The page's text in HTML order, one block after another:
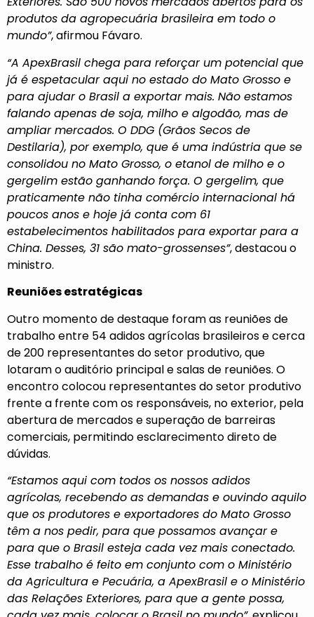
produtos da agropecuária brasileira em todo o
mundo”, afirmou Fávaro.
“A ApexBrasil chega para reforçar um potencial que
já é espetacular aqui no estado do Mato Grosso e
para ajudar o Brasil a exportar mais. Não estamos
falando apenas de soja, milho e algodão, mas de
ampliar mercados. O DDG (Grãos Secos de
Destilaria), por exemplo, que é uma indústria que se
consolidou no Mato Grosso, o etanol de milho e o
gergelim estão ganhando força. O gergelim, que
praticamente não tinha comércio internacional há
poucos anos e hoje já conta com 61
estabelecimentos habilitados para exportar para a
China. Desses, 31 são mato-grossenses”, destacou o
ministro.
Reuniões estratégicas
Outro momento de destaque foram as reuniões de
trabalho entre 54 adidos agrícolas brasileiros e cerca
de 200 representantes do setor produtivo, que
lotaram o auditório principal e salas de reuniões. O
encontro colocou representantes do setor produtivo
frente a frente com os responsáveis, no exterior, pela
abertura de mercados e superação de barreiras
comerciais, permitindo esclarecimento direto de
dúvidas.
“Estamos aqui com todos os nossos adidos
agrícolas, recebendo as demandas e ouvindo aquilo
que os produtores e exportadores do Mato Grosso
têm a nos pedir, para que possamos avançar e
para que o Brasil esteja cada vez mais conectado.
Esse trabalho é feito em conjunto com o Ministério
da Agricultura e Pecuária, a ApexBrasil e o Ministério
das Relações Exteriores, para que a gente possa,